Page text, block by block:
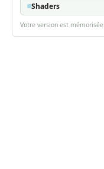
Shaders
Votre version est